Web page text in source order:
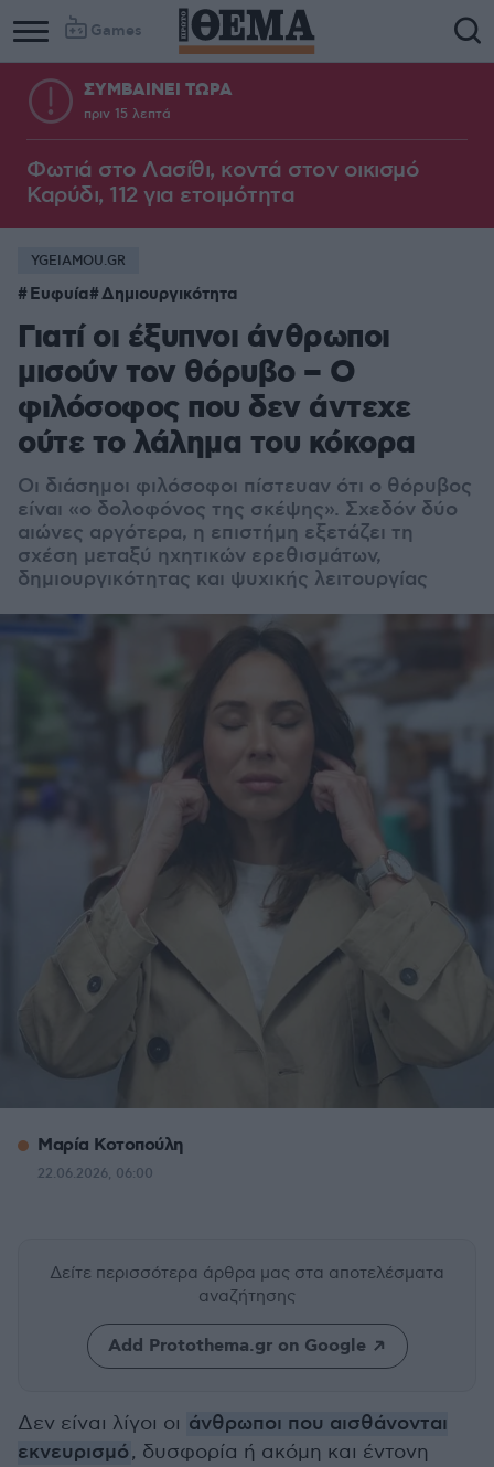
Games
ΣΥΜΒΑΙΝΕΙ ΤΩΡΑ
πριν 15 λεπτά
Φωτιά στο Λασίθι, κοντά στον οικισμό
Καρύδι, 112 για ετοιμότητα
YGEIAMOU.GR
Ευφυία Δημιουργικότητα
Γιατί οι έξυπνοι άνθρωποι
μισούν τον θόρυβο – Ο
φιλόσοφος που δεν άντεχε
ούτε το λάλημα του κόκορα
Οι διάσημοι φιλόσοφοι πίστευαν ότι ο θόρυβος
είναι «ο δολοφόνος της σκέψης». Σχεδόν δύο
αιώνες αργότερα, η επιστήμη εξετάζει τη
σχέση μεταξύ ηχητικών ερεθισμάτων,
δημιουργικότητας και ψυχικής λειτουργίας
Μαρία Κοτοπούλη
22.06.2026, 06:00
Δείτε περισσότερα άρθρα μας στα αποτελέσματα
αναζήτησης
Add Protothema.gr on Google
Δεν είναι λίγοι οι άνθρωποι που αισθάνονται
εκνευρισμό, δυσφορία ή ακόμη και έντονη